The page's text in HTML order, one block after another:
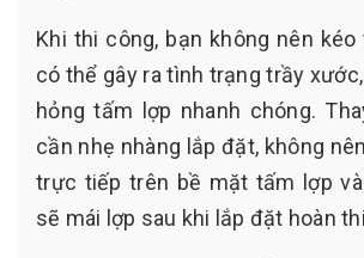
Khi thi công, bạn không nên
có thể gây ra tình trạng trầy
hỏng tấm lợp nhanh chóng.
cần nhẹ nhàng lắp đặt, không
trực tiếp trên bề mặt tấm lợp
sẽ mái lợp sau khi lắp đặt hoàn